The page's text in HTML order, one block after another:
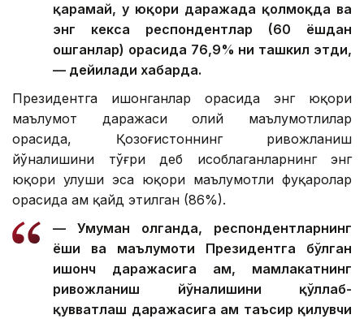
қарамай, у юқори даражада қолмоқда ва
энг кекса респондентлар (60 ёшдан
ошганлар) орасида 76,9% ни ташкил этди,
— дейилади хабарда.
Президентга ишонганлар орасида энг юқори
маълумот даражаси олий маълумотлилар
орасида, Қозоғистоннинг ривожланиш
йўналишини тўғри деб ҳисоблаганларнинг энг
юқори улуши эса юқори маълумотли фуқаролар
орасида ҳам қайд этилган (86%).
— Умуман олганда, респондентларнинг
ёши ва маълумоти Президентга бўлган
ишонч даражасига ҳам, мамлакатнинг
ривожланиш йўналишини қўллаб-
қувватлаш даражасига ҳам таъсир қилувчи